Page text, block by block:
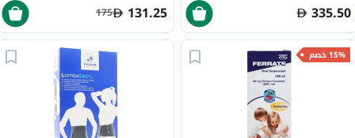
335.50
131.25
175
15% خصم